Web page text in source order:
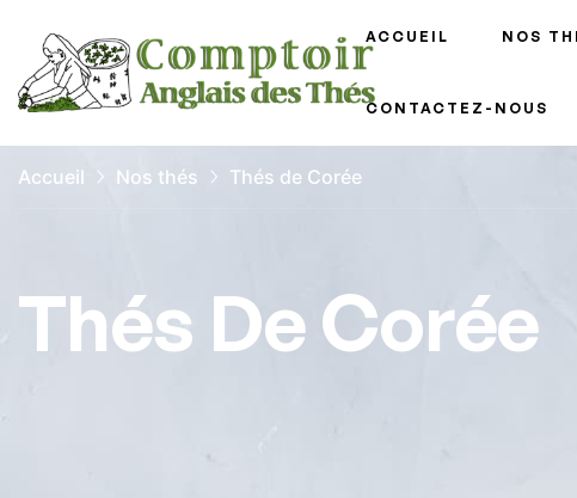
ACCUEIL NOS
CONTACTEZ-NOUS
Accueil Nos thés Thés de Corée
Thés De Corée